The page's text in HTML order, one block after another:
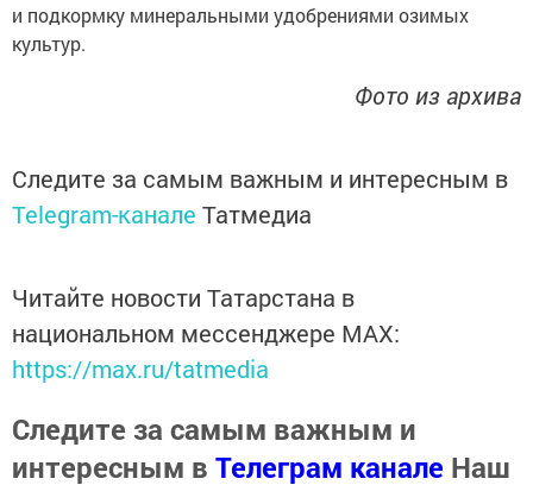
и подкормку минеральными удобрениями озимых
культур.
Фото из архива
Следите за самым важным и интересным в
Telegram-канале Татмедиа
Читайте новости Татарстана в
национальном мессенджере MАХ:
https://max.ru/tatmedia
Следите за самым важным и
интересным в Телеграм канале Наш